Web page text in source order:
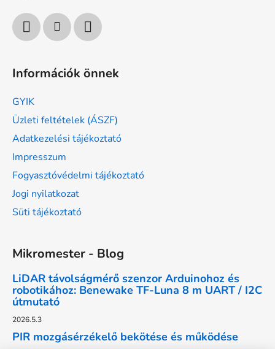
Információk önnek
GYIK
Üzleti feltételek (ÁSZF)
Adatkezelési tájékoztató
Impresszum
Fogyasztóvédelmi tájékoztató
Jogi nyilatkozat
Süti tájékoztató
Mikromester - Blog
LiDAR távolságmérő szenzor Arduinohoz és
robotikához: Benewake TF-Luna 8 m UART / I2C
útmutató
2026.5.3
PIR mozgásérzékelő bekötése és működése